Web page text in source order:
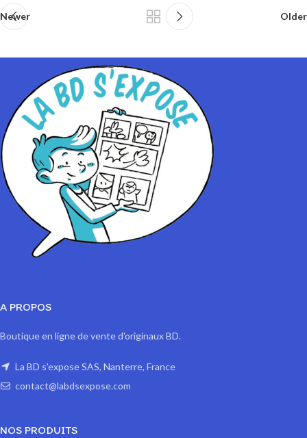
Newer Older
A PROPOS
Boutique en ligne de vente d'originaux BD.
La BD s'expose SAS, Nanterre, France
contact@labdsexpose.com
NOS PRODUITS